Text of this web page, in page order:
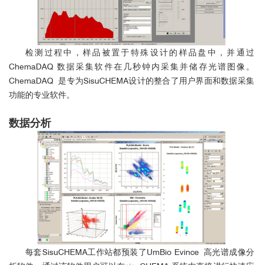
检测过程中，样品被置于特殊设计的样品盘中，并通过
ChemaDAQ 数据采集软件在几秒钟内采集并储存光谱图像。
ChemaDAQ 是专为SisuCHEMA设计的整合了用户界面和数据采集
功能的专业软件。
数据分析
每套SisuCHEMA工作站都预装了UmBio Evince 高光谱成像分